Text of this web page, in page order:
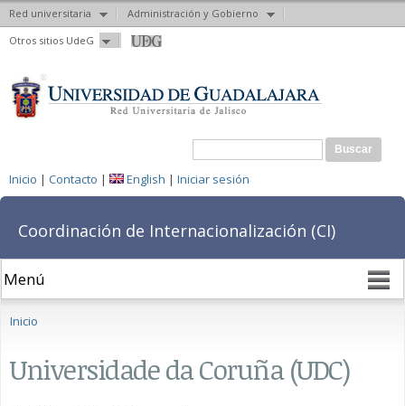
Red universitaria
Administración y Gobierno
Otros sitios UdeG
Pasar al
contenido
Formulario de búsqueda
Buscar
Inicio | Contacto | English | Iniciar sesión
Coordinación de Internacionalización (CI)
Se encuentra usted aquí
Inicio
Universidade da Coruña (UDC)